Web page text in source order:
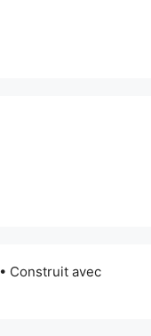
• Construit avec